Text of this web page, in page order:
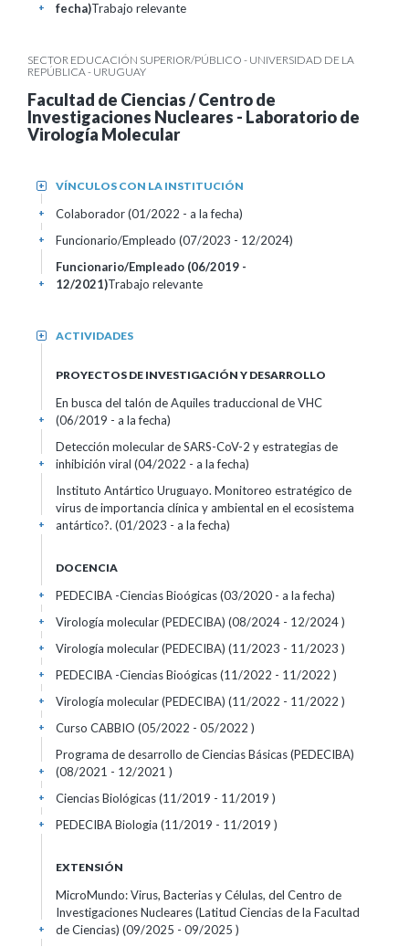
fecha)Trabajo relevante
+
SECTOR EDUCACIÓN SUPERIOR/PÚBLICO - UNIVERSIDAD DE LA
REPÚBLICA - URUGUAY
Facultad de Ciencias / Centro de
Investigaciones Nucleares - Laboratorio de
Virología Molecular
VÍNCULOS CON LA INSTITUCIÓN
+
Colaborador (01/2022 - a la fecha)
+
Funcionario/Empleado (07/2023 - 12/2024)
+
Funcionario/Empleado (06/2019 -
12/2021)Trabajo relevante
+
ACTIVIDADES
+
PROYECTOS DE INVESTIGACIÓN Y DESARROLLO
En busca del talón de Aquiles traduccional de VHC
(06/2019 - a la fecha)
+
Detección molecular de SARS-CoV-2 y estrategias de
inhibición viral (04/2022 - a la fecha)
+
Instituto Antártico Uruguayo. Monitoreo estratégico de
virus de importancia clínica y ambiental en el ecosistema
antártico?. (01/2023 - a la fecha)
+
DOCENCIA
PEDECIBA -Ciencias Bioógicas (03/2020 - a la fecha)
+
Virología molecular (PEDECIBA) (08/2024 - 12/2024 )
+
Virología molecular (PEDECIBA) (11/2023 - 11/2023 )
+
PEDECIBA -Ciencias Bioógicas (11/2022 - 11/2022 )
+
Virología molecular (PEDECIBA) (11/2022 - 11/2022 )
+
Curso CABBIO (05/2022 - 05/2022 )
+
Programa de desarrollo de Ciencias Básicas (PEDECIBA)
(08/2021 - 12/2021 )
+
Ciencias Biológicas (11/2019 - 11/2019 )
+
PEDECIBA Biologia (11/2019 - 11/2019 )
+
EXTENSIÓN
MicroMundo: Virus, Bacterias y Células, del Centro de
Investigaciones Nucleares (Latitud Ciencias de la Facultad
de Ciencias) (09/2025 - 09/2025 )
+